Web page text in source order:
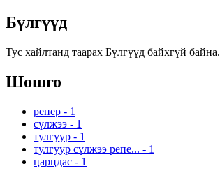
Бүлгүүд
Тус хайлтанд таарах Бүлгүүд байхгүй байна.
Шошго
репер - 1
сүлжээ - 1
тулгуур - 1
тулгуур сүлжээ репе... - 1
царцдас - 1